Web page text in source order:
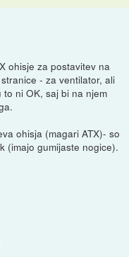
ohisje za postavitev na
- za ventilator, ali
ni OK, saj bi na njem
ohisja (magari ATX)- so
(imajo gumijaste nogice).